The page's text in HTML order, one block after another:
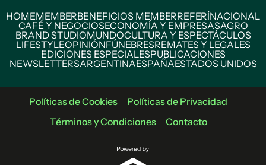
HOMEMEMBERBENEFICIOS MEMBERREFERÍNACIONAL
CAFÉ Y NEGOCIOSECONOMÍA Y EMPRESASAGRO
BRAND STUDIOMUNDOCULTURA Y ESPECTÁCULOS
LIFESTYLEOPINIÓNFÚNEBRESREMATES Y LEGALES
EDICIONES ESPECIALESPUBLICACIONES
NEWSLETTERSARGENTINAESPAÑAESTADOS UNIDOS
Políticas de Cookies
Políticas de Privacidad
Términos y Condiciones
Contacto